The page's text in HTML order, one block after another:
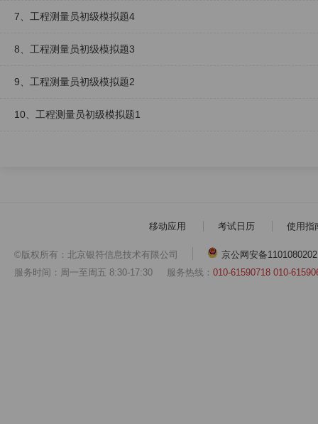
7、工程测量员初级模拟题4
8、工程测量员初级模拟题3
9、工程测量员初级模拟题2
10、工程测量员初级模拟题1
移动应用 考试日历 使用指
©版权所有：北京银符信息技术有限公司
京公网安备
服务时间：周一至周五 8:30-17:30 服务热线： 010-61590718 010-